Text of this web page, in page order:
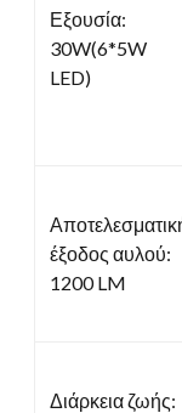
Εξουσία:
30W(6*5W
LED)
έξοδος αυλού:
1200 LM
Διάρκεια ζωής: